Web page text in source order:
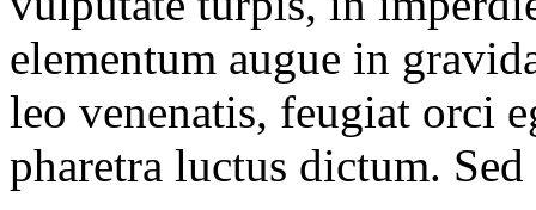
elementum augue in
leo venenatis, feugiat orci
pharetra luctus dictum.